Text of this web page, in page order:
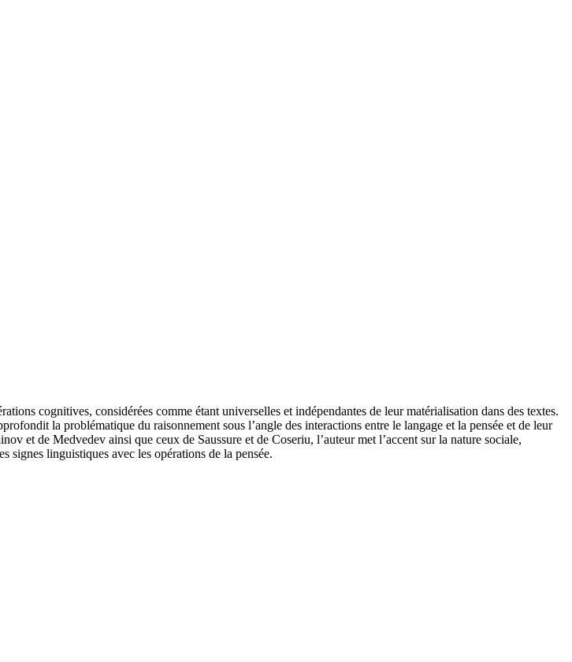
cognitives, considérées comme étant universelles et indépendantes de leur matérialisation dans des textes.
la problématique du raisonnement sous l’angle des interactions entre le langage et la pensée et de leur
et de Medvedev ainsi que ceux de Saussure et de Coseriu, l’auteur met l’accent sur la nature sociale,
signes linguistiques avec les opérations de la pensée.